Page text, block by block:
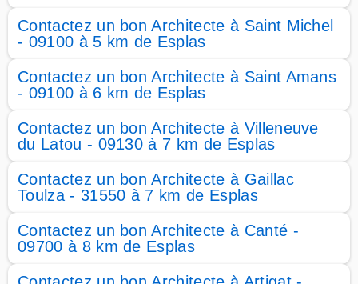
Contactez un bon Architecte à Saint Michel
- 09100 à 5 km de Esplas
Contactez un bon Architecte à Saint Amans
- 09100 à 6 km de Esplas
Contactez un bon Architecte à Villeneuve
du Latou - 09130 à 7 km de Esplas
Contactez un bon Architecte à Gaillac
Toulza - 31550 à 7 km de Esplas
Contactez un bon Architecte à Canté -
09700 à 8 km de Esplas